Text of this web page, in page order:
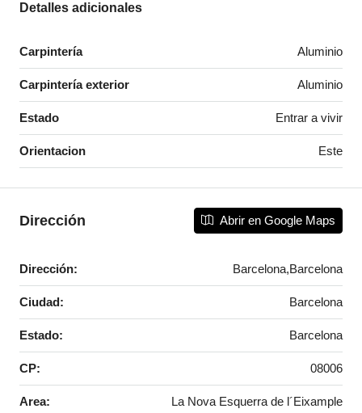
Detalles adicionales
Carpintería Aluminio
Carpintería exterior Aluminio
Estado Entrar a vivir
Orientacion Este
Dirección Abrir en Google Maps
Dirección: Barcelona,Barcelona
Ciudad: Barcelona
Estado: Barcelona
CP: 08006
Area: La Nova Esquerra de l´Eixample